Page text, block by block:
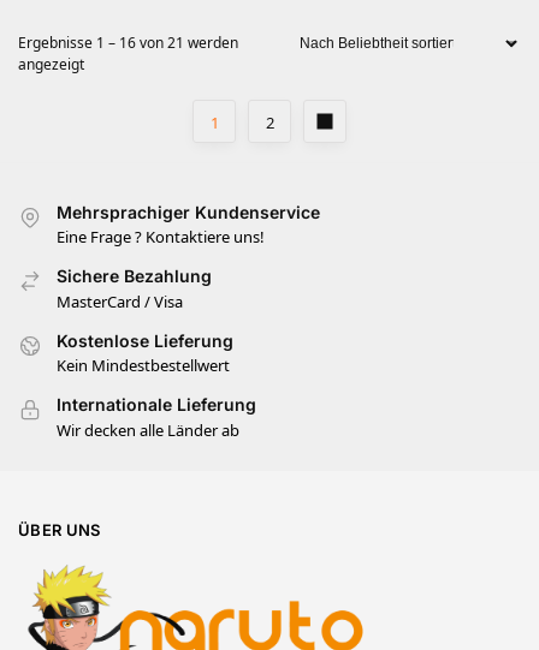
Ergebnisse 1 – 16 von 21 werden
angezeigt
1 2
Mehrsprachiger Kundenservice
Eine Frage ? Kontaktiere uns!
Sichere Bezahlung
MasterCard / Visa
Kostenlose Lieferung
Kein Mindestbestellwert
Internationale Lieferung
Wir decken alle Länder ab
ÜBER UNS